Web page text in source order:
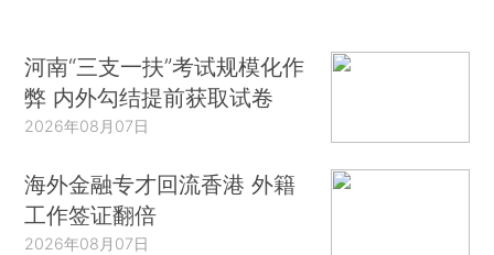
河南“三支一扶”考试规模化作
弊 内外勾结提前获取试卷
2026年08月07日
海外金融专才回流香港 外籍
工作签证翻倍
2026年08月07日